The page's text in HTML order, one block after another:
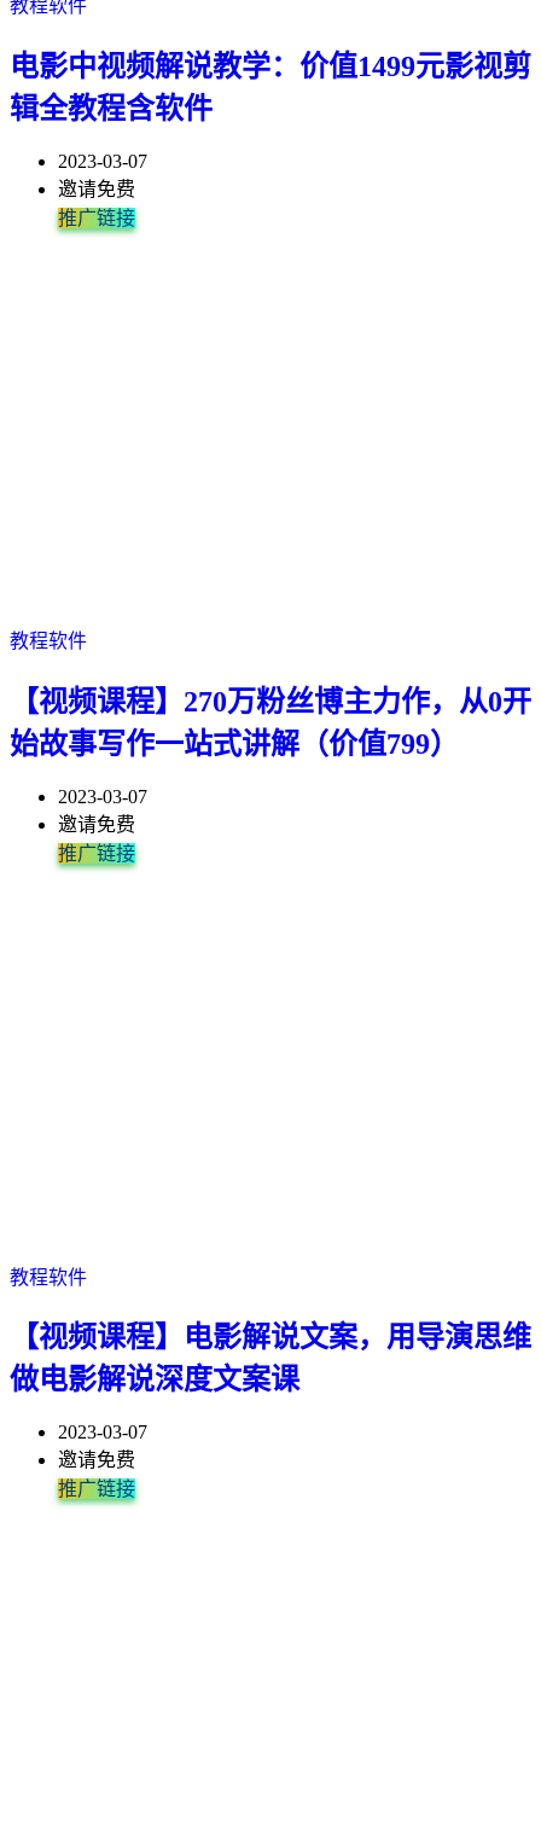
教程软件
电影中视频解说教学：价值1499元影视剪
辑全教程含软件
2023-03-07
邀请免费
推广链接
教程软件
【视频课程】270万粉丝博主力作，从0开
始故事写作一站式讲解（价值799）
2023-03-07
邀请免费
推广链接
教程软件
【视频课程】电影解说文案，用导演思维
做电影解说深度文案课
2023-03-07
邀请免费
推广链接